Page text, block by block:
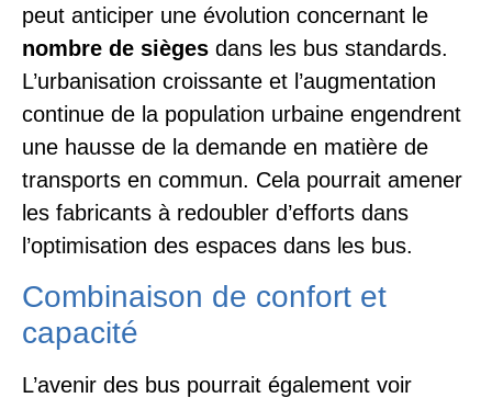
peut anticiper une évolution concernant le
nombre de sièges dans les bus standards.
L’urbanisation croissante et l’augmentation
continue de la population urbaine engendrent
une hausse de la demande en matière de
transports en commun. Cela pourrait amener
les fabricants à redoubler d’efforts dans
l’optimisation des espaces dans les bus.
Combinaison de confort et
capacité
L’avenir des bus pourrait également voir